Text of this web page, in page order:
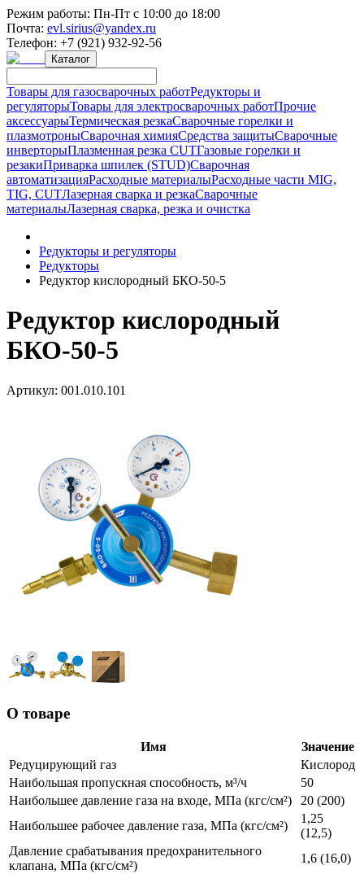
Режим работы: Пн-Пт с 10:00 до 18:00
Почта: evl.sirius@yandex.ru
Телефон: +7 (921) 932-92-56
Каталог
Товары для газосварочных работРедукторы и
регуляторыТовары для электросварочных работПрочие
аксессуарыТермическая резкаСварочные горелки и
плазмотроныСварочная химияСредства защитыСварочные
инверторыПлазменная резка CUTГазовые горелки и
резакиПриварка шпилек (STUD)Сварочная
автоматизацияРасходные материалыРасходные части MIG,
TIG, CUTЛазерная сварка и резкаСварочные
материалыЛазерная сварка, резка и очистка
Редукторы и регуляторы
Редукторы
Редуктор кислородный БКО-50-5
Редуктор кислородный
БКО-50-5
Артикул: 001.010.101
О товаре
Имя
Значение
Редуцирующий газ
Кислород
Наибольшая пропускная способность, м³/ч
50
Наибольшее давление газа на входе, МПа (кгс/см²)
20 (200)
Наибольшее рабочее давление газа, МПа (кгс/см²)
1,25
(12,5)
Давление срабатывания предохранительного
клапана, МПа (кгс/см²)
1,6 (16,0)